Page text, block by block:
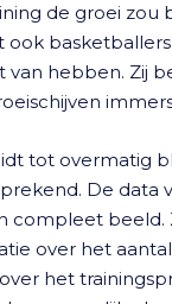
de groei zou
ook
van hebben. Zij
tot overmatig
De data
compleet beeld.
over het
het